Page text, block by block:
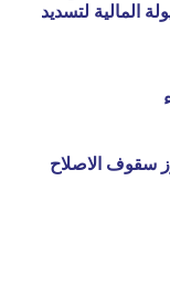
المالية لتسديد
سقوف الاصلاح